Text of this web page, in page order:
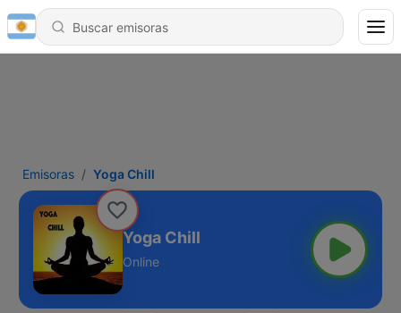
Emisoras Yoga Chill
Yoga Chill
Online